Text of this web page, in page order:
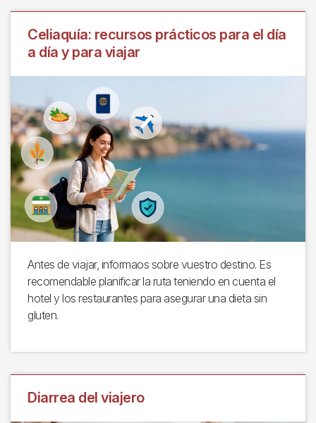
Celiaquía: recursos prácticos para el día
a día y para viajar
Antes de viajar, informaos sobre vuestro destino. Es
recomendable planificar la ruta teniendo en cuenta el
hotel y los restaurantes para asegurar una dieta sin
gluten.
Diarrea del viajero